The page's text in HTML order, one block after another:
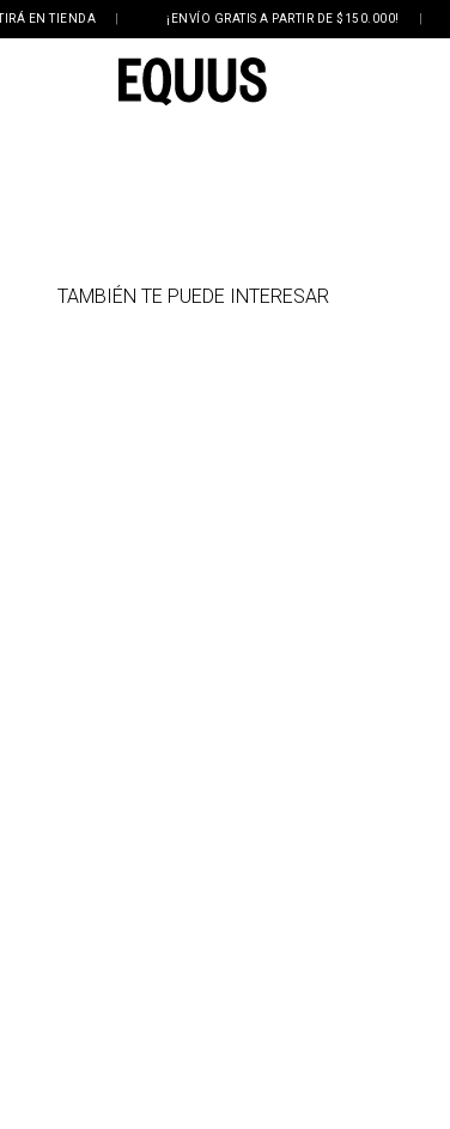
EN TIENDA | ¡ENVÍO GRATIS A PARTIR DE $150.000! |
TAMBIÉN TE PUEDE INTERESAR